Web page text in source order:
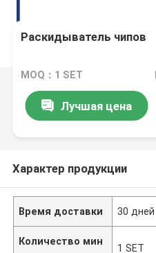
Раскидыватель чипов
MOQ：1 SET
Лучшая цена
Характер продукции
Время доставки 30 дней
Количество мин
1 SET